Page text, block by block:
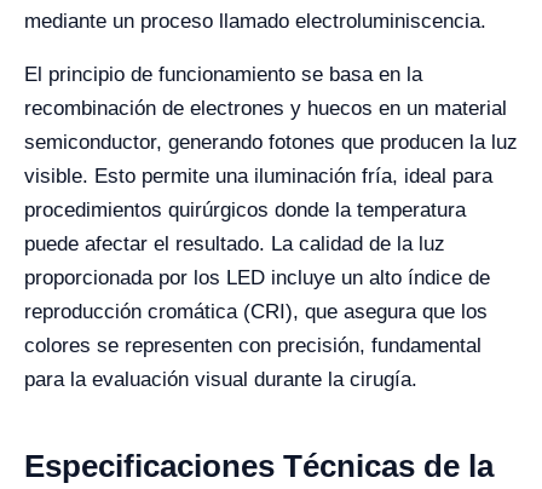
mediante un proceso llamado electroluminiscencia.
El principio de funcionamiento se basa en la
recombinación de electrones y huecos en un material
semiconductor, generando fotones que producen la luz
visible. Esto permite una iluminación fría, ideal para
procedimientos quirúrgicos donde la temperatura
puede afectar el resultado. La calidad de la luz
proporcionada por los LED incluye un alto índice de
reproducción cromática (CRI), que asegura que los
colores se representen con precisión, fundamental
para la evaluación visual durante la cirugía.
Especificaciones Técnicas de la